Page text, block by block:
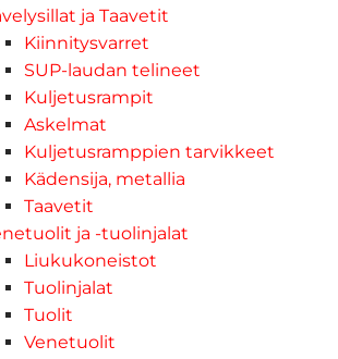
ja Taavetit
Kiinnitysvarret
SUP-laudan telineet
Kuljetusrampit
Askelmat
Kuljetusramppien tarvikkeet
Kädensija, metallia
Taavetit
ja -tuolinjalat
Liukukoneistot
Tuolinjalat
Tuolit
Venetuolit